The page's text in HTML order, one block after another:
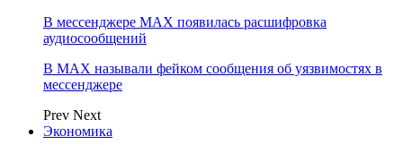
В мессенджере MAX появилась расшифровка
аудиосообщений
В МAX называли фейком сообщения об уязвимостях в
мессенджере
Prev Next
Экономика